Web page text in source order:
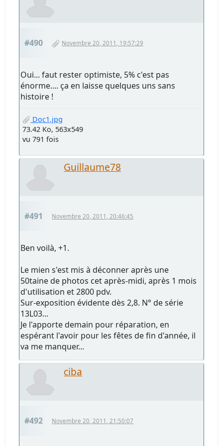
#490 Novembre 20, 2011, 19:57:29
Oui... faut rester optimiste, 5% c'est pas
énorme.... ça en laisse quelques uns sans
histoire !
Doc1.jpg
73.42 Ko, 563x549
vu 791 fois
Guillaume78
#491 Novembre 20, 2011, 20:46:45
Ben voilà, +1.
Le mien s'est mis à déconner après une
50taine de photos cet après-midi, après 1 mois
d'utilisation et 2800 pdv.
Sur-exposition évidente dès 2,8. N° de série
13L03...
Je l'apporte demain pour réparation, en
espérant l'avoir pour les fêtes de fin d'année, il
va me manquer...
ciba
#492 Novembre 20, 2011, 21:50:07